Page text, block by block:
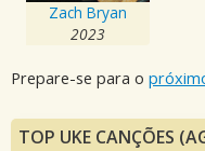
Zach Bryan
2023
Prepare-se para o
TOP UKE CANÇÕES